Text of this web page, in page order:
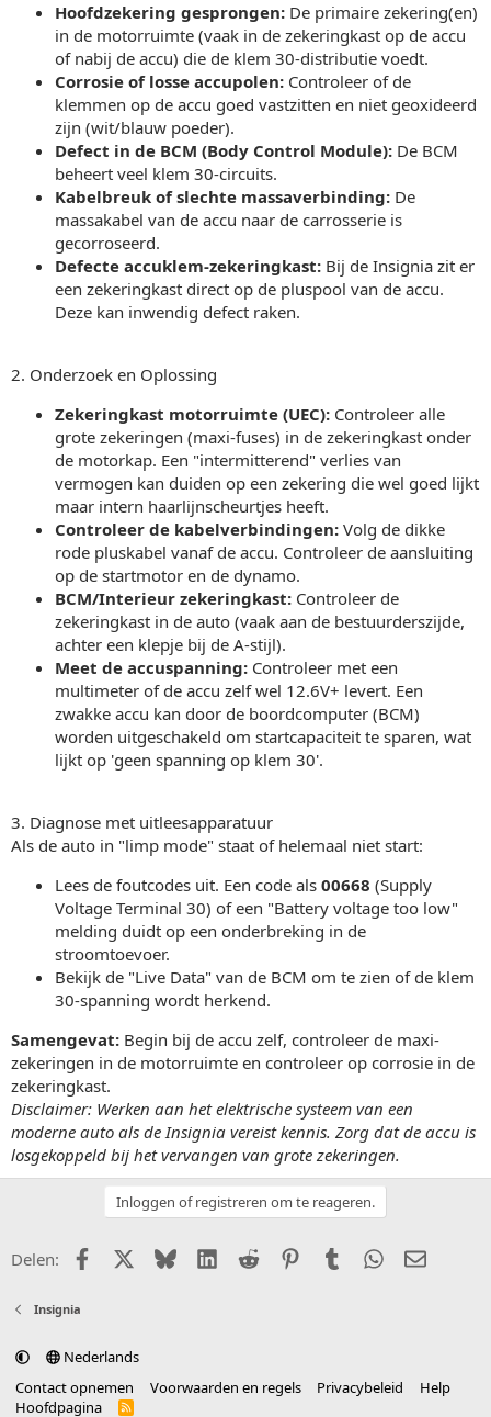
Hoofdzekering gesprongen: De primaire zekering(en)
in de motorruimte (vaak in de zekeringkast op de accu
of nabij de accu) die de klem 30-distributie voedt.
Corrosie of losse accupolen: Controleer of de
klemmen op de accu goed vastzitten en niet geoxideerd
zijn (wit/blauw poeder).
Defect in de BCM (Body Control Module): De BCM
beheert veel klem 30-circuits.
Kabelbreuk of slechte massaverbinding: De
massakabel van de accu naar de carrosserie is
gecorroseerd.
Defecte accuklem-zekeringkast: Bij de Insignia zit er
een zekeringkast direct op de pluspool van de accu.
Deze kan inwendig defect raken.
2. Onderzoek en Oplossing
Zekeringkast motorruimte (UEC): Controleer alle
grote zekeringen (maxi-fuses) in de zekeringkast onder
de motorkap. Een "intermitterend" verlies van
vermogen kan duiden op een zekering die wel goed lijkt
maar intern haarlijnscheurtjes heeft.
Controleer de kabelverbindingen: Volg de dikke
rode pluskabel vanaf de accu. Controleer de aansluiting
op de startmotor en de dynamo.
BCM/Interieur zekeringkast: Controleer de
zekeringkast in de auto (vaak aan de bestuurderszijde,
achter een klepje bij de A-stijl).
Meet de accuspanning: Controleer met een
multimeter of de accu zelf wel 12.6V+ levert. Een
zwakke accu kan door de boordcomputer (BCM)
worden uitgeschakeld om startcapaciteit te sparen, wat
lijkt op 'geen spanning op klem 30'.
3. Diagnose met uitleesapparatuur
Als de auto in "limp mode" staat of helemaal niet start:
Lees de foutcodes uit. Een code als 00668 (Supply
Voltage Terminal 30) of een "Battery voltage too low"
melding duidt op een onderbreking in de
stroomtoevoer.
Bekijk de "Live Data" van de BCM om te zien of de klem
30-spanning wordt herkend.
Samengevat: Begin bij de accu zelf, controleer de maxi-
zekeringen in de motorruimte en controleer op corrosie in de
zekeringkast.
Disclaimer: Werken aan het elektrische systeem van een
moderne auto als de Insignia vereist kennis. Zorg dat de accu is
losgekoppeld bij het vervangen van grote zekeringen.
Inloggen of registreren om te reageren.
Delen: FacebookX (Twitter)
BlueskyLinkedIn
Reddit PinterestTumblr WhatsApp
E-mail
Insignia
Nederlands
Contact opnemen
Voorwaarden en regels Privacybeleid
Help
Hoofdpagina
R